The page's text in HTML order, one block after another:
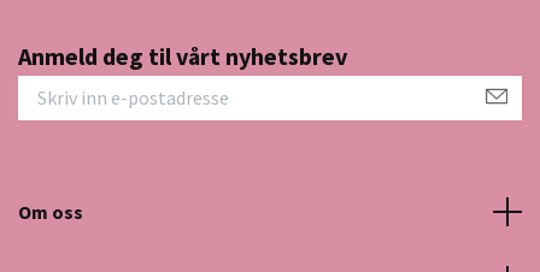
Anmeld deg til vårt nyhetsbrev
Om oss